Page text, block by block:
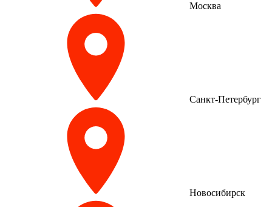
Москва
Санкт-Петербург
Новосибирск